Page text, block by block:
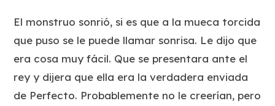
El monstruo sonrió, si es que a la mueca torcida
que puso se le puede llamar sonrisa. Le dijo que
era cosa muy fácil. Que se presentara ante el
rey y dijera que ella era la verdadera enviada
de Perfecto. Probablemente no le creerían, pero